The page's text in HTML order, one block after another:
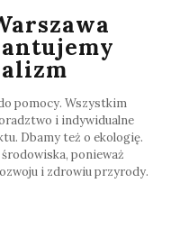
pomocy. Wszystkim
i indywidualne
Dbamy też o ekologię.
ponieważ
i zdrowiu przyrody.